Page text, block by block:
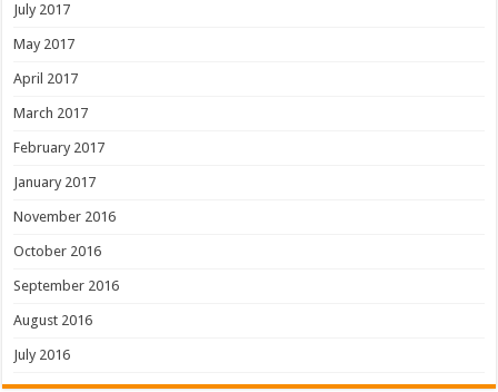
July 2017
May 2017
April 2017
March 2017
February 2017
January 2017
November 2016
October 2016
September 2016
August 2016
July 2016